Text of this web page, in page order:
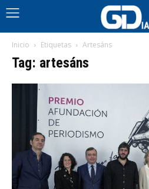
Inicio Etiquetas Artesáns
Tag: artesáns